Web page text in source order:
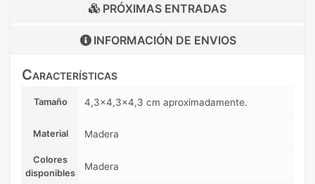
PRÓXIMAS ENTRADAS
INFORMACIÓN DE ENVIOS
Características
Tamaño 4,3x4,3x4,3 cm aproximadamente.
Material Madera
Colores
disponibles
Madera